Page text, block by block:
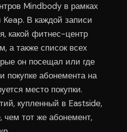
Mindbody в рамках
Keap. В каждой записи
какой фитнес-центр
а также список всех
он посещал или где
покупке абонемента на
место покупки.
купленный в Eastside,
чем тот же абонемент,